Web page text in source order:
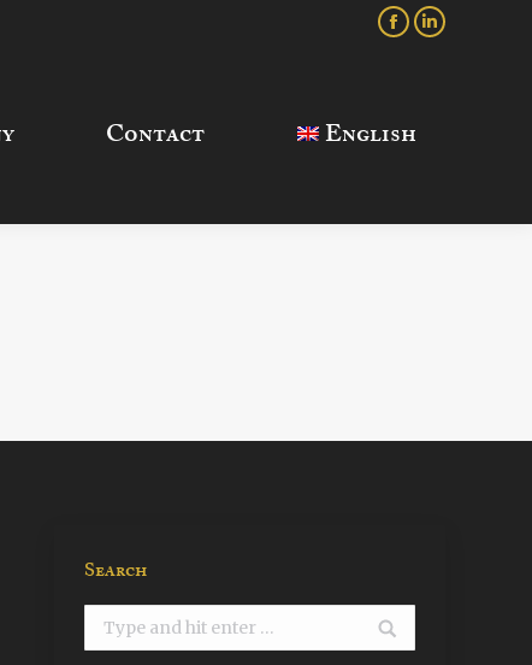
Facebook
Linkedin
Contact English
Search
Search: